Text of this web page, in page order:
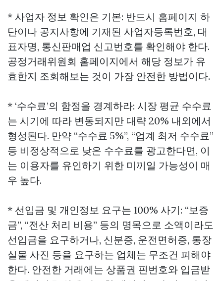
* 사업자 정보 확인은 기본: 반드시 홈페이지 하
단이나 공지사항에 기재된 사업자등록번호, 대
표자명, 통신판매업 신고번호를 확인해야 한다.
공정거래위원회 홈페이지에서 해당 정보가 유
효한지 조회해보는 것이 가장 안전한 방법이다.
* ‘수수료’의 함정을 경계하라: 시장 평균 수수료
는 시기에 따라 변동되지만 대략 20% 내외에서
형성된다. 만약 “수수료 5%”, “업계 최저 수수료”
등 비정상적으로 낮은 수수료를 광고한다면, 이
는 이용자를 유인하기 위한 미끼일 가능성이 매
우 높다.
* 선입금 및 개인정보 요구는 100% 사기: “보증
금”, “전산 처리 비용” 등의 명목으로 소액이라도
선입금을 요구하거나, 신분증, 운전면허증, 통장
실물 사진 등을 요구하는 업체는 무조건 피해야
한다. 안전한 거래에는 상품권 핀번호와 입금받